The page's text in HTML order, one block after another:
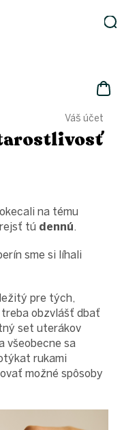
Váš účet
na tému
tú dennú.
sme si líhali
pre tých,
obzvlášť dbať
set uterákov
všeobecne sa
rukami
možné spôsoby